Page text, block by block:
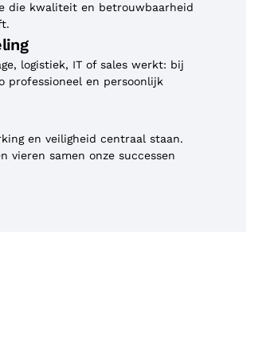
die kwaliteit en betrouwbaarheid
logistiek, IT of sales werkt: bij
professioneel en persoonlijk
en veiligheid centraal staan.
vieren samen onze successen